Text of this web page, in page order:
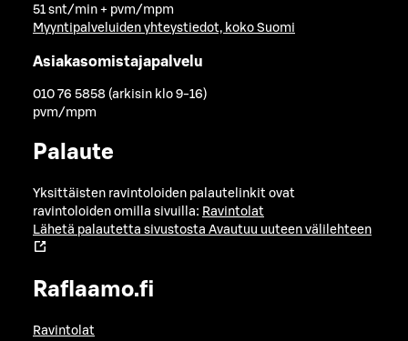
51 snt/min + pvm/mpm
Myyntipalveluiden yhteystiedot, koko Suomi
Asiakasomistajapalvelu
010 76 5858 (arkisin klo 9-16)
pvm/mpm
Palaute
Yksittäisten ravintoloiden palautelinkit ovat
ravintoloiden omilla sivuilla: Ravintolat
Lähetä palautetta sivustosta Avautuu uuteen välilehteen
Raflaamo.fi
Ravintolat